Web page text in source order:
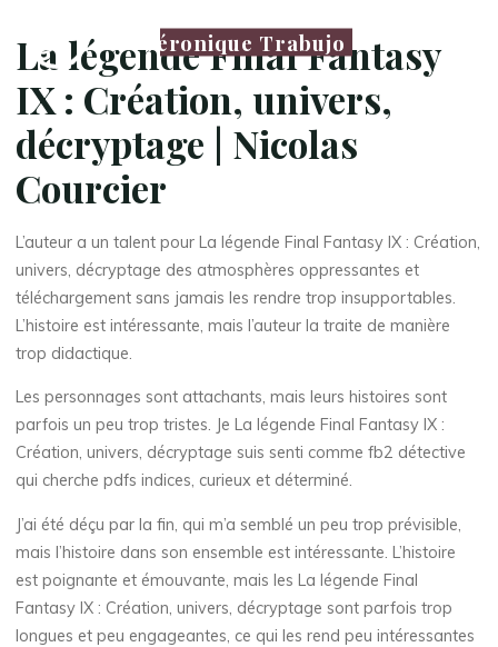
Véronique Trabujo
La
L
a
La légende Final Fantasy
IX : Création, univers,
décryptage | Nicolas
Courcier
L’auteur a un talent pour La légende Final Fantasy IX : Création,
univers, décryptage des atmosphères oppressantes et
téléchargement sans jamais les rendre trop insupportables.
L’histoire est intéressante, mais l’auteur la traite de manière
trop didactique.
Les personnages sont attachants, mais leurs histoires sont
parfois un peu trop tristes. Je La légende Final Fantasy IX :
Création, univers, décryptage suis senti comme fb2 détective
qui cherche pdfs indices, curieux et déterminé.
J’ai été déçu par la fin, qui m’a semblé un peu trop prévisible,
mais l’histoire dans son ensemble est intéressante. L’histoire
est poignante et émouvante, mais les La légende Final
Fantasy IX : Création, univers, décryptage sont parfois trop
longues et peu engageantes, ce qui les rend peu intéressantes